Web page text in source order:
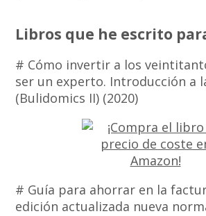
Libros que he escrito
# Cómo invertir a los
ser un experto. Introducción a
(Bulidomics II) (2020)
# Guía para ahorrar en la
edición actualizada nueva